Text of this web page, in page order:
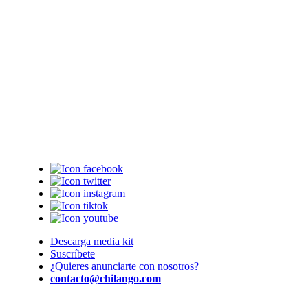
Descarga media kit
Suscríbete
¿Quieres anunciarte con nosotros?
contacto@chilango.com